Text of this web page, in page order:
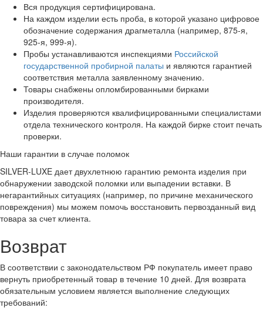
Вся продукция сертифицирована.
На каждом изделии есть проба, в которой указано цифровое
обозначение содержания драгметалла (например, 875-я,
925-я, 999-я).
Пробы устанавливаются инспекциями Российской
государственной пробирной палаты и являются гарантией
соответствия металла заявленному значению.
Товары снабжены опломбированными бирками
производителя.
Изделия проверяются квалифицированными специалистами
отдела технического контроля. На каждой бирке стоит печать
проверки.
Наши гарантии в случае поломок
SILVER-LUXE дает двухлетнюю гарантию ремонта изделия при
обнаружении заводской поломки или выпадении вставки. В
негарантийных ситуациях (например, по причине механического
повреждения) мы можем помочь восстановить первозданный вид
товара за счет клиента.
Возврат
В соответствии с законодательством РФ покупатель имеет право
вернуть приобретенный товар в течение 10 дней. Для возврата
обязательным условием является выполнение следующих
требований: